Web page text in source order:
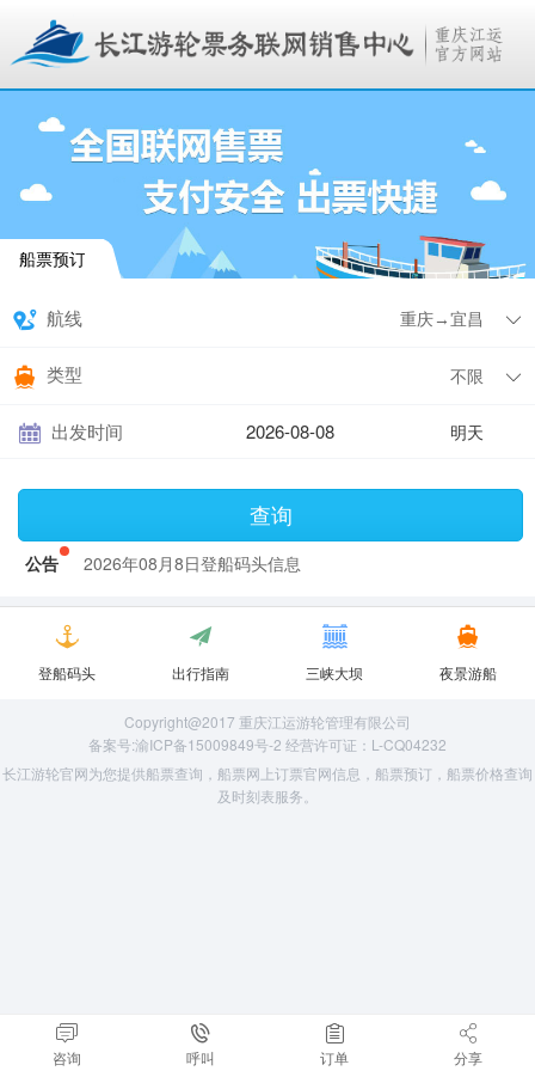
船票预订
航线
类型
出发时间 明天
查询
公告
2026年08月8日登船码头信息
2026年08月8日登船码头信息
登船码头 出行指南 三峡大坝 夜景游船
Copyright@2017 重庆江运游轮管理有限公司
备案号:渝ICP备15009849号-2 经营许可证：L-CQ04232
长江游轮官网为您提供船票查询，船票网上订票官网信息，船票预订，船票价格查询
及时刻表服务。
咨询 呼叫 订单 分享